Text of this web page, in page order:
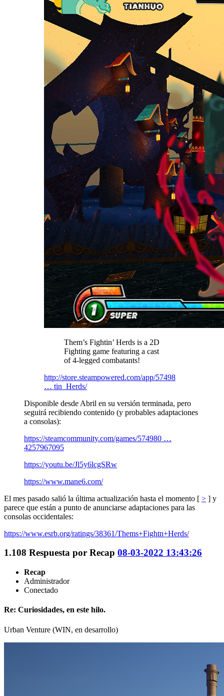
Them’s Fightin’ Herds is a 2D
Fighting game featuring a cast
of 4-legged combatants!
http://store.steampowered.com/app/57498
… tin_Herds/
Disponible desde Abril en su versión terminada, pero
seguirá recibiendo contenido (y probables adaptaciones
a consolas):
https://steamcommunity.com/games/574980 …
4257967095
https://youtu.be/Jl5y6lcgSRw
https://www.mane6.com/
El mes pasado salió la última actualización hasta el momento [ > ] y
parece que están a punto de anunciarse adaptaciones para las
consolas occidentales:
https://www.esrb.org/ratings/38361/Thems+Fightn+Herds/
1.108 Respuesta por Recap 08-03-2022 13:43:26
Recap
Administrador
Conectado
Re: Curiosidades, en este hilo.
Urban Venture (WIN, en desarrollo)